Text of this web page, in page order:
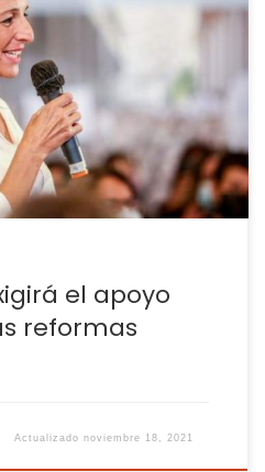
de tres meses para
cambios en la parte de los
Aunque defiende
los actores sociales, lo que la
a la hora de decidir si España
el apoyo
reformas
Actualizado noviembre 18, 2021